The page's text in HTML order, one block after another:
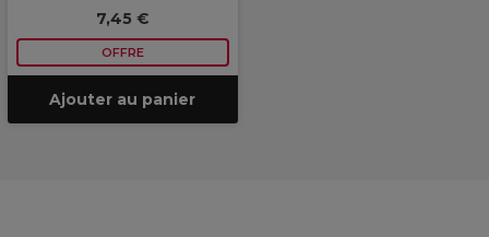
7,45 €
OFFRE
Ajouter au panier